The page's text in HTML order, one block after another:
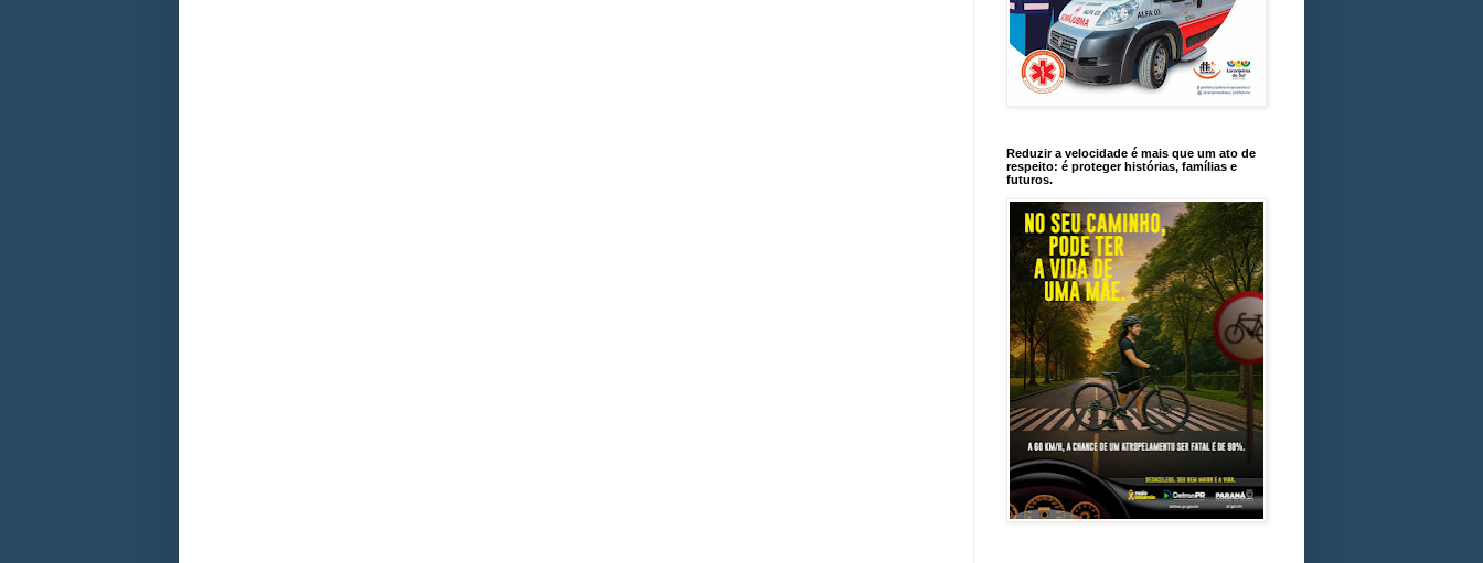
Reduzir a velocidade é mais que um ato de
respeito: é proteger histórias, famílias e
futuros.